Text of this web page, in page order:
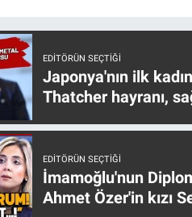
EDITÖRÜN SEÇTIĞI
Japonya'nın ilk
Thatcher hayranı,
EDITÖRÜN SEÇTIĞI
İmamoğlu'nun
Ahmet Özer'in kızı